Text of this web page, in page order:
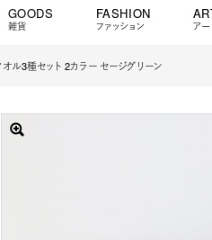
GOODS
雑貨
FASHION
ファッション アー
ル3種セット 2カラー セージグリーン